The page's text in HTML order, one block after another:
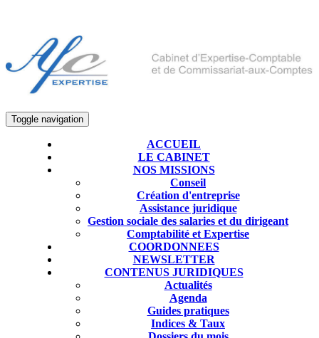
Toggle navigation
ACCUEIL
LE CABINET
NOS MISSIONS
Conseil
Création d'entreprise
Assistance juridique
Gestion sociale des salaries et du dirigeant
Comptabilité et Expertise
COORDONNEES
NEWSLETTER
CONTENUS JURIDIQUES
Actualités
Agenda
Guides pratiques
Indices & Taux